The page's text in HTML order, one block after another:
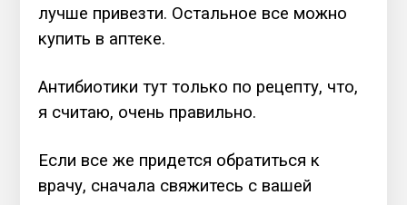
лучше привезти. Остальное все можно
купить в аптеке.
Антибиотики тут только по рецепту, что,
я считаю, очень правильно.
Если все же придется обратиться к
врачу, сначала свяжитесь с вашей